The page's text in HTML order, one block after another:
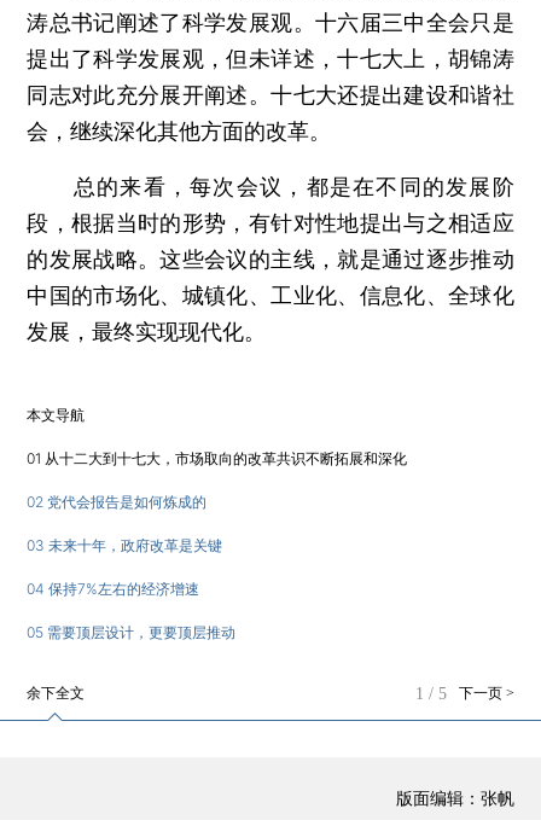
涛总书记阐述了科学发展观。十六届三中全会只是
提出了科学发展观，但未详述，十七大上，胡锦涛
同志对此充分展开阐述。十七大还提出建设和谐社
会，继续深化其他方面的改革。
总的来看，每次会议，都是在不同的发展阶
段，根据当时的形势，有针对性地提出与之相适应
的发展战略。这些会议的主线，就是通过逐步推动
中国的市场化、城镇化、工业化、信息化、全球化
发展，最终实现现代化。
本文导航
01 从十二大到十七大，市场取向的改革共识不断拓展和深化
02 党代会报告是如何炼成的
03 未来十年，政府改革是关键
04 保持7%左右的经济增速
05 需要顶层设计，更要顶层推动
余下全文 下一页 >
1 / 5
版面编辑：张帆